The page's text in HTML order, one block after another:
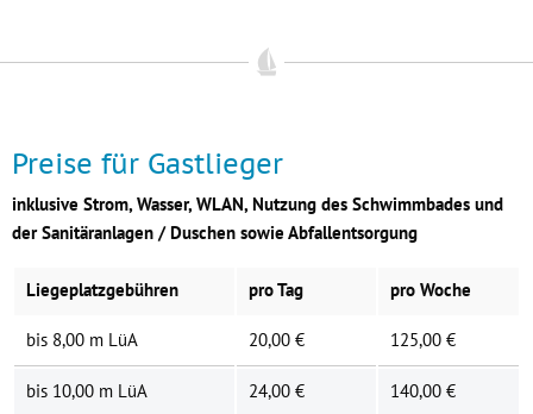
Preise für Gastlieger
inklusive Strom, Wasser, WLAN, Nutzung des Schwimmbades und
der Sanitäranlagen / Duschen sowie Abfallentsorgung
Liegeplatzgebühren pro Tag pro Woche
bis 8,00 m LüA 20,00 € 125,00 €
bis 10,00 m LüA 24,00 € 140,00 €